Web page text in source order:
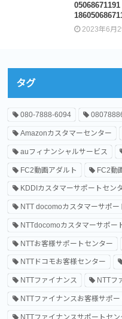
2023年6月
タグ
080-7888-6094
Amazonカスタマーセンター
auフィナンシャルサービス
FC2動画アダルト FC2動
KDDIカスタマーサポートセン
NTT docomoカスタマーサポー
NTTdocomoカスタマーサポー
NTTお客様サポートセンター
NTTドコモお客様センター
NTTファイナンス NTTフ
NTTファイナンスお客様サポ
NTTファイナンスサポートセン